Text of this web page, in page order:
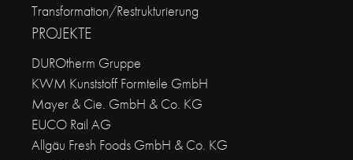
Transformation/Restrukturierung
PROJEKTE
DUROtherm Gruppe
KWM Kunststoff Formteile GmbH
Mayer & Cie. GmbH & Co. KG
EUCO Rail AG
Allgäu Fresh Foods GmbH & Co. KG